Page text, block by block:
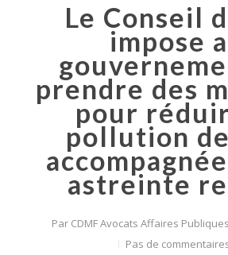
Le Conseil
impose
prendre des
pour
pollution
astreinte
Par CDMF Avocats Affaires Publiques
Pas de